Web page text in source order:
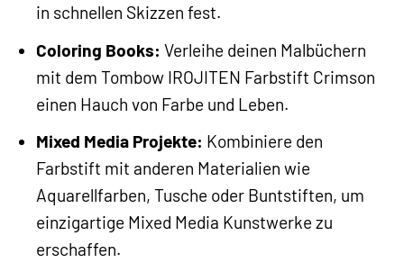
in schnellen Skizzen fest.
Coloring Books: Verleihe deinen Malbüchern
mit dem Tombow IROJITEN Farbstift Crimson
einen Hauch von Farbe und Leben.
Mixed Media Projekte: Kombiniere den
Farbstift mit anderen Materialien wie
Aquarellfarben, Tusche oder Buntstiften, um
einzigartige Mixed Media Kunstwerke zu
erschaffen.